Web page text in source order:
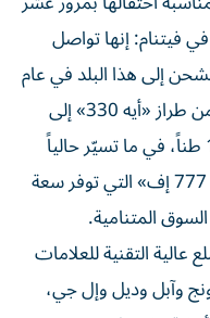
فيتنام: إنها تواصل
إلى هذا البلد في عام
2014، حيث بدأت بتسيير طائرتين من طراز «أيه 330» إلى
هانوي أسبوعياً بسعة شحن تبلغ 120 طناً، في ما تسيّر حالياً
أربع رحلات أسبوعية بطائرات «بوينج 777 إف» التي توفر سعة
التقنية للعلامات
وآبل وديل وإل جي،